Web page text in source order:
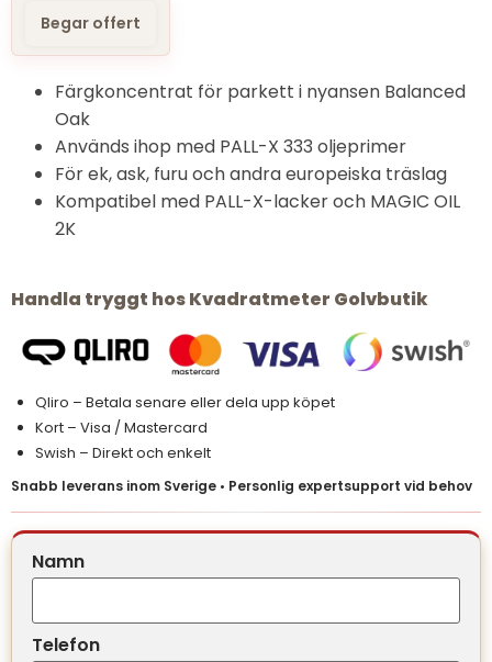
Begar offert
Färgkoncentrat för parkett i nyansen Balanced
Oak
Används ihop med PALL-X 333 oljeprimer
För ek, ask, furu och andra europeiska träslag
Kompatibel med PALL-X-lacker och MAGIC OIL
2K
Handla tryggt hos Kvadratmeter Golvbutik
Qliro – Betala senare eller dela upp köpet
Kort – Visa / Mastercard
Swish – Direkt och enkelt
Snabb leverans inom Sverige • Personlig expertsupport vid behov
Namn
Telefon